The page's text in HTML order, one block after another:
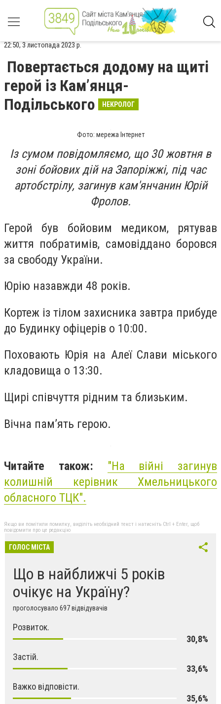
22:50, 3 листопада 2023 р.
Повертається додому на щиті
герой із Камʼянця-
Подільського
НЕКРОЛОГ
Фото: мережа Інтернет
Із сумом повідомляємо, що 30 жовтня в
зоні бойових дій на Запоріжжі, під час
артобстрілу, загинув кам'янчанин Юрій
Фролов.
Герой був бойовим медиком, рятував
життя побратимів, самовіддано боровся
за свободу України.
Юрію назавжди 48 років.
Кортеж із тілом захисника завтра прибуде
до Будинку офіцерів о 10:00.
Поховають Юрія на Алеї Слави міського
кладовища о 13:30.
Щирі співчуття рідним та близьким.
Вічна памʼять герою.
Читайте також: "На війні загинув
колишній керівник Хмельницького
обласного ТЦК".
Якщо ви помітили помилку, виділіть необхідний текст і натисніть Ctrl + Enter, щоб
повідомити про це редакцію
ГОЛОС МІСТА
Що в найближчі 5 років
очікує на Україну?
проголосувало 697 відвідувачів
Розвиток.
30,8%
Застій.
33,6%
Важко відповісти.
35,6%